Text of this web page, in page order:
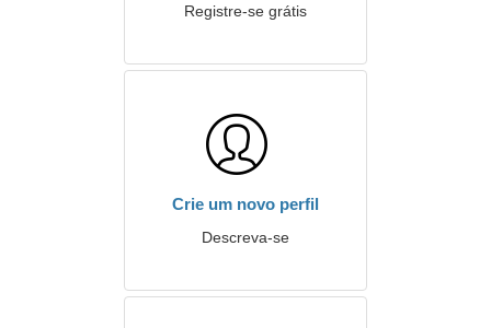
Registre-se grátis
Crie um novo perfil
Descreva-se